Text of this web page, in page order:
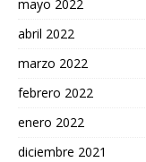
mayo 2022
abril 2022
marzo 2022
febrero 2022
enero 2022
diciembre 2021